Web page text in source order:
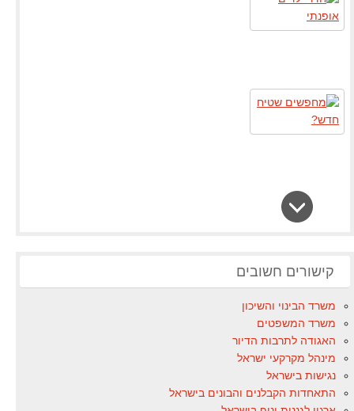
קישורים חשובים
משרד הבינוי והשיכון
משרד המשפטים
האגודה לתרבות הדיור
מינהל מקרקעי ישראל
נגישות בישראל
התאחדות הקבלנים והבונים בישראל